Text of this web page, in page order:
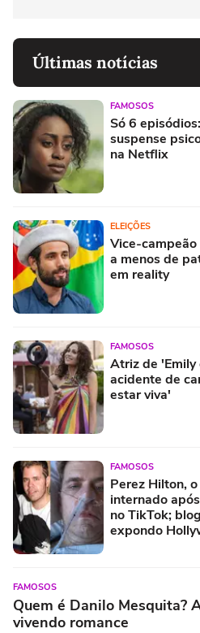
Últimas notícias
FAMOSOS
Só 6
suspense
na Netflix
ELEIÇÕES
Vice-
a menos de
em reality
FAMOSOS
Atriz de
acidente de
estar viva'
FAMOSOS
Perez Hilton,
internado
no TikTok;
expondo
FAMOSOS
Quem é Danilo Mesquita?
vivendo romance